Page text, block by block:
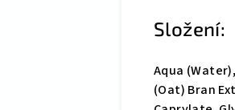
Složení:
Aqua
(Oat) Bran